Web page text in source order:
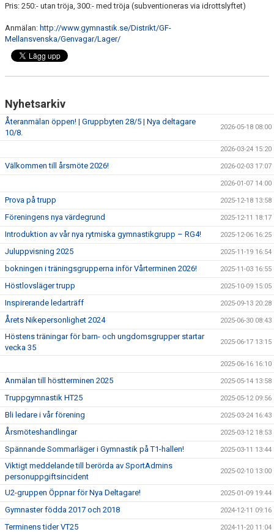
Pris: 250:- utan tröja, 300:- med tröja (subventioneras via idrottslyftet)
Anmälan: http://www.gymnastik.se/Distrikt/GF-
Mellansvenska/Genvagar/Lager/
Nyhetsarkiv
Återanmälan öppen! | Gruppbyten 28/5 | Nya deltagare
10/8.
2026-05-18 08:00
2026-03-24 15:20
Välkommen till årsmöte 2026! 2026-02-03 17:07
2026-01-07 14:00
Prova på trupp 2025-12-18 13:58
Föreningens nya värdegrund 2025-12-11 18:17
Introduktion av vår nya rytmiska gymnastikgrupp – RG4! 2025-12-06 16:25
Juluppvisning 2025 2025-11-19 16:54
bokningen i träningsgrupperna inför Vårterminen 2026! 2025-11-03 16:55
Höstlovsläger trupp 2025-10-09 15:05
Inspirerande ledarträff 2025-09-13 20:28
Årets Nikepersonlighet 2024 2025-06-30 08:43
Höstens träningar för barn- och ungdomsgrupper startar
vecka 35
2025-06-17 13:15
2025-06-16 16:10
Anmälan till höstterminen 2025 2025-05-14 13:58
Truppgymnastik HT25 2025-05-12 09:56
Bli ledare i vår förening 2025-03-24 16:43
Årsmöteshandlingar 2025-03-12 18:53
Spännande Sommarläger i Gymnastik på T1-hallen! 2025-03-11 13:44
Viktigt meddelande till berörda av SportAdmins
personuppgiftsincident
2025-02-10 13:00
U2-gruppen Öppnar för Nya Deltagare! 2025-01-09 19:44
Gymnaster födda 2017 och 2018 2024-12-11 09:16
Terminens tider VT25 2024-11-20 11:04